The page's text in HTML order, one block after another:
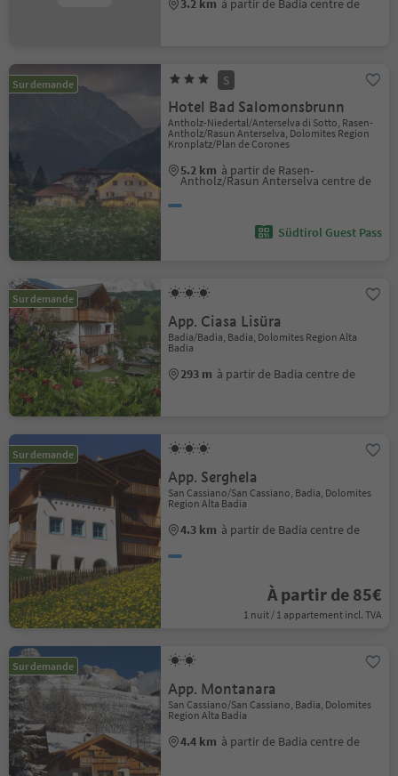
3.2 km à partir de Badia centre de
Sur demande S
Hotel Bad Salomonsbrunn
Antholz-Niedertal/Anterselva di Sotto, Rasen-
Antholz/Rasun Anterselva, Dolomites Region
Kronplatz/Plan de Corones
5.2 km à partir de Rasen-
Antholz/Rasun Anterselva centre de
Südtirol Guest Pass
Sur demande
App. Ciasa Lisüra
Badia/Badia, Badia, Dolomites Region Alta
Badia
293 m à partir de Badia centre de
Sur demande
App. Serghela
San Cassiano/San Cassiano, Badia, Dolomites
Region Alta Badia
4.3 km à partir de Badia centre de
À partir de 85€
1 nuit / 1 appartement incl. TVA
Sur demande
App. Montanara
San Cassiano/San Cassiano, Badia, Dolomites
Region Alta Badia
4.4 km à partir de Badia centre de